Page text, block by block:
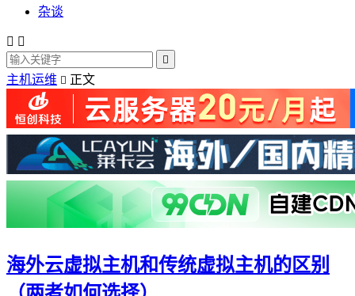
杂谈
 

主机运维  正文
海外云虚拟主机和传统虚拟主机的区别